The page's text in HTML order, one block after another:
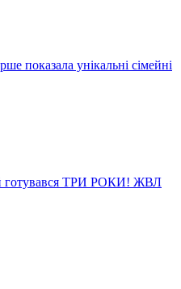
показала унікальні сімейні
готувався ТРИ РОКИ! ЖВЛ